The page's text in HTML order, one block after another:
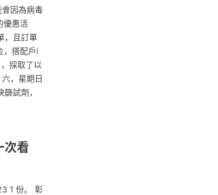
因為病毒
優惠活
，且訂單
，搭配戶i
採取了以
，星期日
試劑，
次看
1 份。 彰